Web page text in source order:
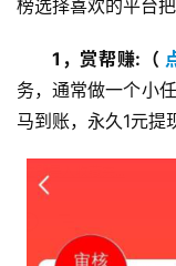
榜选择喜欢的平台把
1，赏帮赚:（
务，通常做一个小
马到账，永久1元提